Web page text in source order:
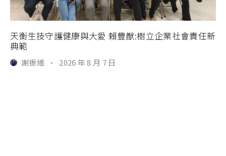
天衡生技守護健康與大愛 賴豐猷:樹立企業社會責任新
典範
謝振維 · 2026 年 8 月 7 日